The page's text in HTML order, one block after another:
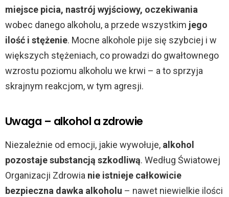
i
d
e
miejsce picia, nastrój wyjściowy, oczekiwania
wobec danego alkoholu, a przede wszystkim jego
ilość i stężenie. Mocne alkohole pije się szybciej i w
większych stężeniach, co prowadzi do gwałtownego
wzrostu poziomu alkoholu we krwi – a to sprzyja
skrajnym reakcjom, w tym agresji.
Uwaga – alkohol a zdrowie
Niezależnie od emocji, jakie wywołuje, alkohol
pozostaje substancją szkodliwą. Według Światowej
Organizacji Zdrowia nie istnieje całkowicie
bezpieczna dawka alkoholu – nawet niewielkie ilości